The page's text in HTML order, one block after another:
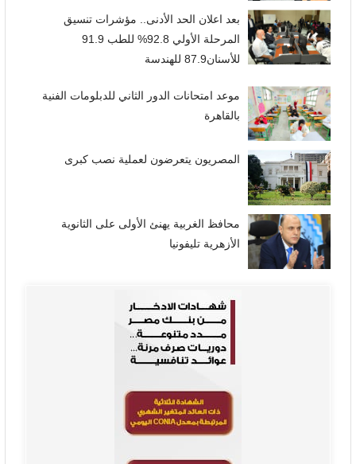
بعد اعلان الحد الأدنى.. مؤشرات تنسيق
المرحلة الأولي 92.8% للطب 91.9
للأسنان87.9 للهندسة
موعد امتحانات الدور الثاني للدبلومات الفنية
بالقاهرة
المصريون يتعرضون لعملية نصب كبرى
محافظ الغربية يهنئ الأولى على الثانوية
الأزهرية تليفونيا